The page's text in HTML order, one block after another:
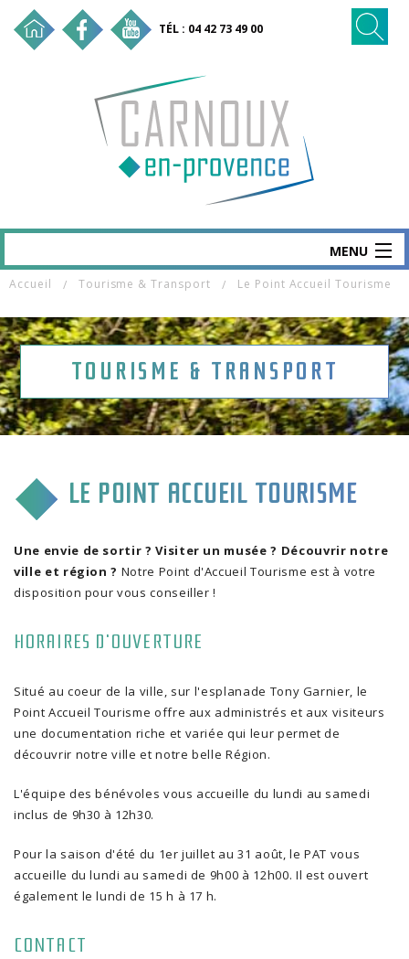
TÉL : 04 42 73 49 00
MENU
CARNOUX
MAIRIE & SERVICES
SANTÉ & SOCIAL
VIE ÉCO & EMPLOI
CULTURE & COMMUNICATION
VIE ASSOCIATIVE
ENVIRONNEMENT & QUALITÉ
Accueil Tourisme & Transport Le Point Accueil Tourisme
TOURISME & TRANSPORT
LE POINT ACCUEIL TOURISME
Une envie de sortir ? Visiter un musée ? Découvrir notre
ville et région ? Notre Point d'Accueil Tourisme est à votre
disposition pour vous conseiller !
HORAIRES D'OUVERTURE
Situé au coeur de la ville, sur l'esplanade Tony Garnier, le
Point Accueil Tourisme offre aux administrés et aux visiteurs
une documentation riche et variée qui leur permet de
découvrir notre ville et notre belle Région.
L'équipe des bénévoles vous accueille du lundi au samedi
inclus de 9h30 à 12h30.
Pour la saison d'été du 1er juillet au 31 août, le PAT vous
accueille du lundi au samedi de 9h00 à 12h00. Il est ouvert
également le lundi de 15 h à 17 h.
CONTACT